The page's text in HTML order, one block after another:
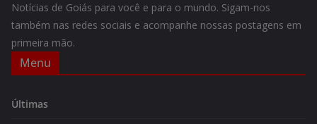
Notícias de Goiás para você e para o mundo. Sigam-nos
também nas redes sociais e acompanhe nossas postagens em
primeira mão.
Menu
Últimas